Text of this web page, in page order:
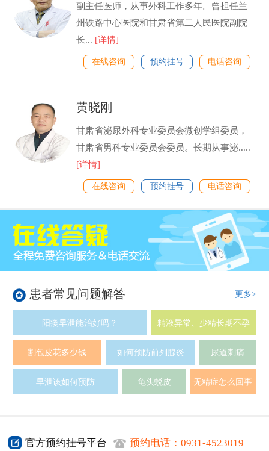
副主任医师，从事外科工作多年。曾担任兰
州铁路中心医院和甘肃省第二人民医院副院
长... [详情]
在线咨询 预约挂号 电话咨询
黄晓刚
甘肃省泌尿外科专业委员会微创学组委员，
甘肃省男科专业委员会委员。长期从事泌.....
[详情]
在线咨询 预约挂号 电话咨询
患者常见问题解答 更多>
阳痿早泄能治好吗？ 精液异常、少精长期不孕
割包皮花多少钱 如何预防前列腺炎 尿道刺痛
早泄该如何预防 龟头蜕皮 无精症怎么回事
官方预约挂号平台 预约电话：0931-4523019